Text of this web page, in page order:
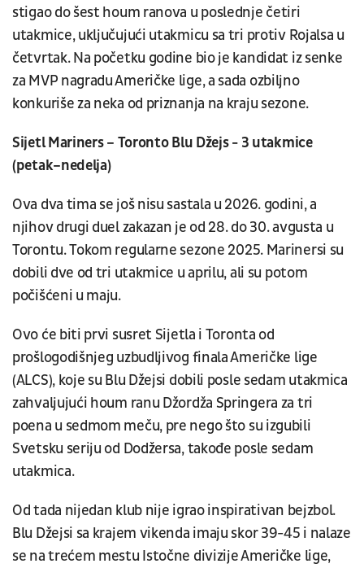
stigao do šest houm ranova u poslednje četiri
utakmice, uključujući utakmicu sa tri protiv Rojalsa u
četvrtak. Na početku godine bio je kandidat iz senke
za MVP nagradu Američke lige, a sada ozbiljno
konkuriše za neka od priznanja na kraju sezone.
Sijetl Mariners – Toronto Blu Džejs - 3 utakmice
(petak–nedelja)
Ova dva tima se još nisu sastala u 2026. godini, a
njihov drugi duel zakazan je od 28. do 30. avgusta u
Torontu. Tokom regularne sezone 2025. Marinersi su
dobili dve od tri utakmice u aprilu, ali su potom
počišćeni u maju.
Ovo će biti prvi susret Sijetla i Toronta od
prošlogodišnjeg uzbudljivog finala Američke lige
(ALCS), koje su Blu Džejsi dobili posle sedam utakmica
zahvaljujući houm ranu Džordža Springera za tri
poena u sedmom meču, pre nego što su izgubili
Svetsku seriju od Dodžersa, takođe posle sedam
utakmica.
Od tada nijedan klub nije igrao inspirativan bejzbol.
Blu Džejsi sa krajem vikenda imaju skor 39-45 i nalaze
se na trećem mestu Istočne divizije Američke lige,